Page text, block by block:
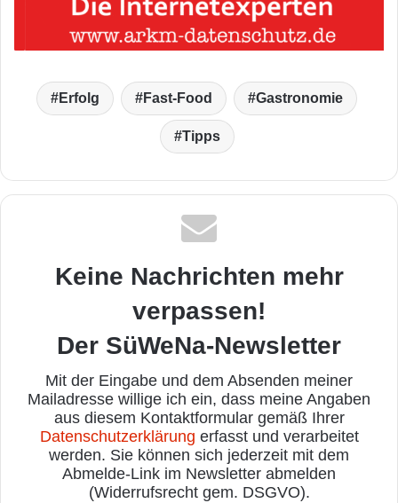
Erfolg Fast-Food Gastronomie
Tipps
Keine Nachrichten mehr
verpassen!
Der SüWeNa-Newsletter
Mit der Eingabe und dem Absenden meiner
Mailadresse willige ich ein, dass meine Angaben
aus diesem Kontaktformular gemäß Ihrer
Datenschutzerklärung erfasst und verarbeitet
werden. Sie können sich jederzeit mit dem
Abmelde-Link im Newsletter abmelden
(Widerrufsrecht gem. DSGVO).